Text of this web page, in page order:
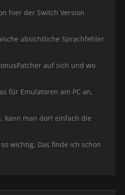
hier der Switch Version
absichtliche Sprachfehler
auf sich und wo
für Emulatoren am PC an,
kann man dort einfach die
wichtig, Das finde ich schon